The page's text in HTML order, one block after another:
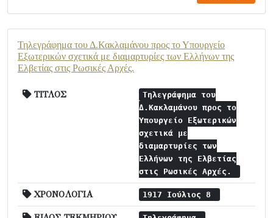
Τηλεγράφημα του Δ.Κακλαμάνου προς το Υπουργείο
Εξωτερικών σχετικά με διαμαρτυρίες των Ελλήνων της
Ελβετίας στις Ρωσικές Αρχές.
ΤΙΤΛΟΣ
Τηλεγράφημα του
Δ.Κακλαμάνου προς το
Υπουργείο Εξωτερικών
σχετικά με
διαμαρτυρίες των
Ελλήνων της Ελβετίας
στις Ρωσικές Αρχές.
ΧΡΟΝΟΛΟΓΙΑ 1917 Ιούλιος 8